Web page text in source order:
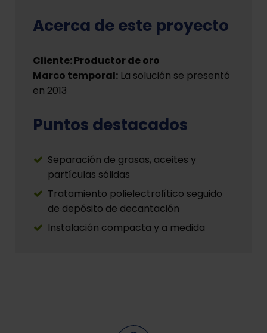
Acerca de este proyecto
Cliente: Productor de oro
Marco temporal: La solución se presentó
en 2013
Puntos destacados
Separación de grasas, aceites y
partículas sólidas
Tratamiento polielectrolítico seguido
de depósito de decantación
Instalación compacta y a medida